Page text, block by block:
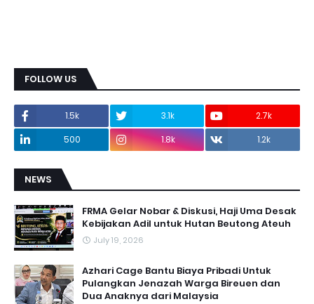
FOLLOW US
1.5k 3.1k
2.7k
500
1.8k 1.2k
NEWS
FRMA Gelar Nobar & Diskusi, Haji Uma Desak
Kebijakan Adil untuk Hutan Beutong Ateuh
July 19, 2026
Azhari Cage Bantu Biaya Pribadi Untuk
Pulangkan Jenazah Warga Bireuen dan
Dua Anaknya dari Malaysia